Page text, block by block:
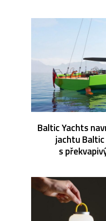
Baltic Yachts
jachtu
s